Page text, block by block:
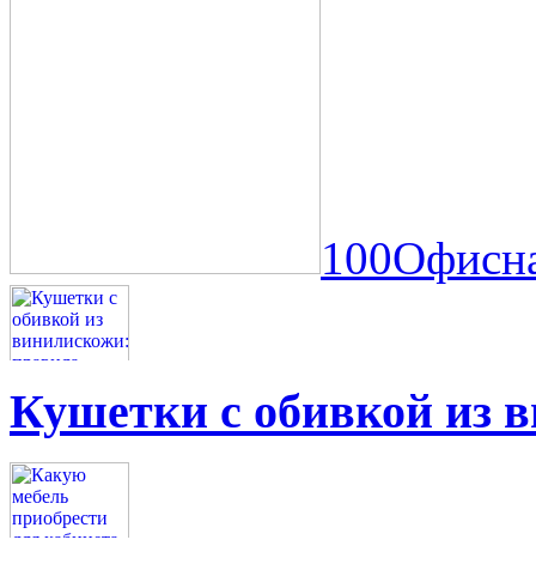
Кушетки с обивкой из